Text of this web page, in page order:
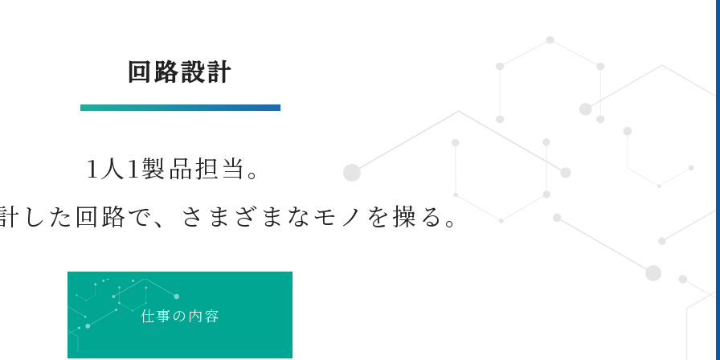
回路設計
1人1製品担当。
した回路で、
さまざまなモノを操る。
仕事の内容